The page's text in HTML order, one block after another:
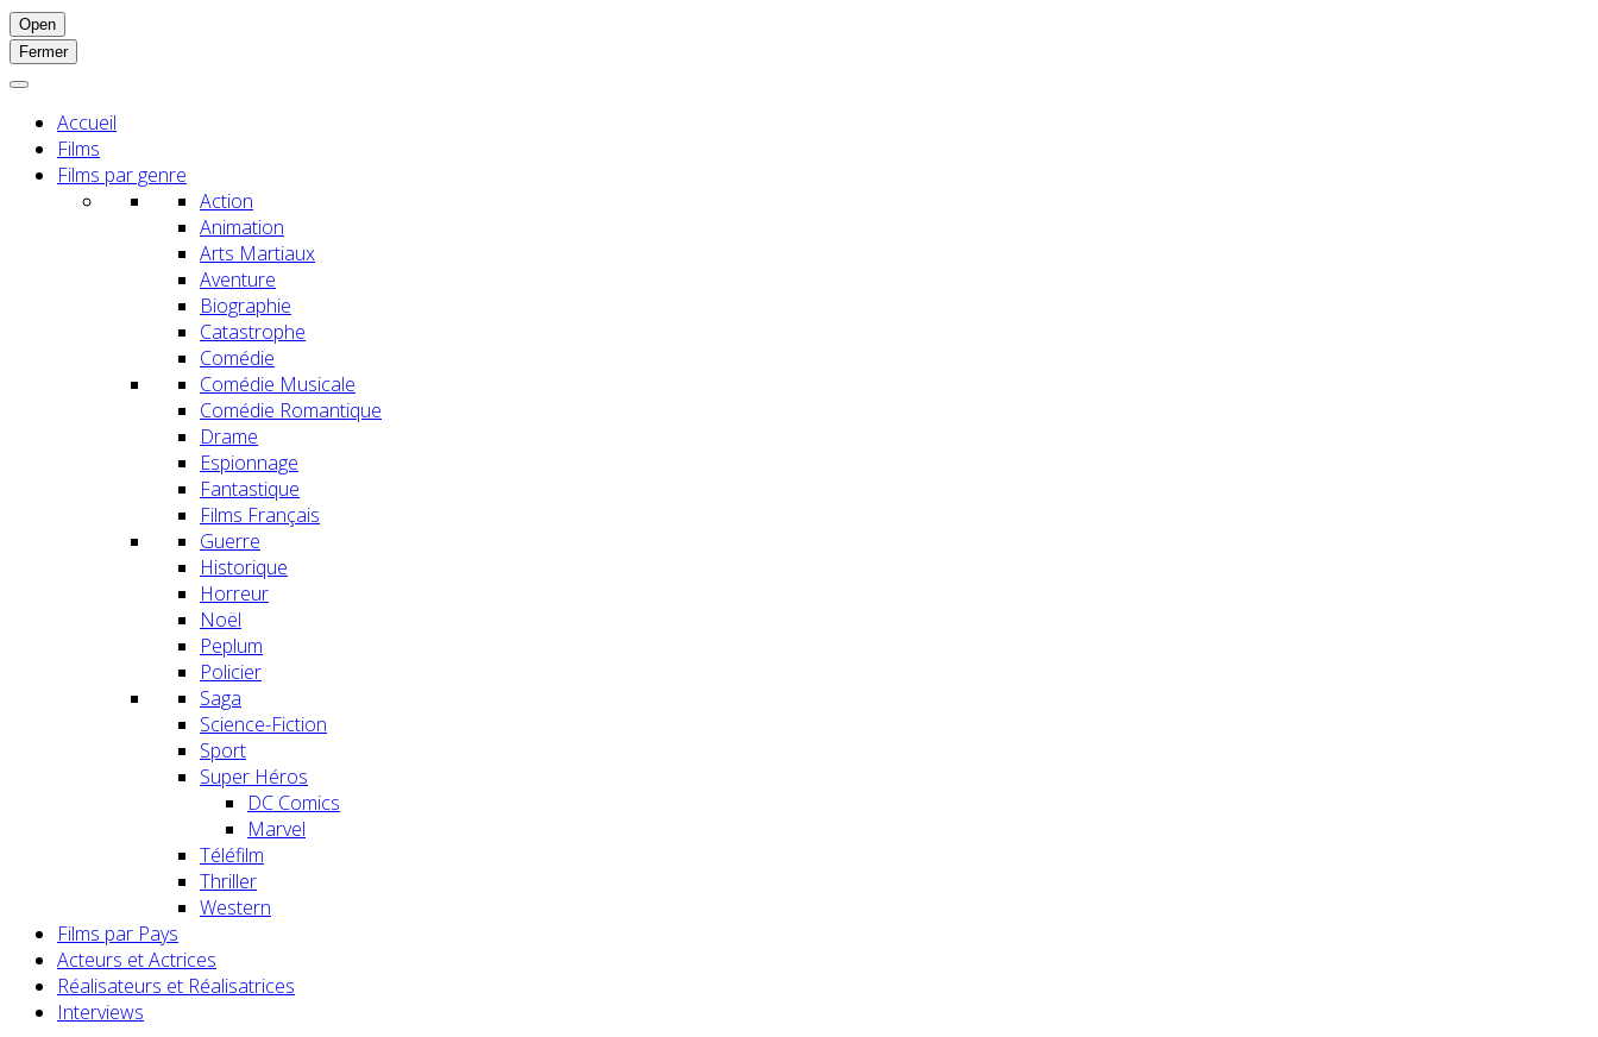
Open
Fermer
Accueil
Films
Films par genre
Action
Animation
Arts Martiaux
Aventure
Biographie
Catastrophe
Comédie
Comédie Musicale
Comédie Romantique
Drame
Espionnage
Fantastique
Films Français
Guerre
Historique
Horreur
Noël
Peplum
Policier
Saga
Science-Fiction
Sport
Super Héros
DC Comics
Marvel
Téléfilm
Thriller
Western
Films par Pays
Acteurs et Actrices
Réalisateurs et Réalisatrices
Interviews